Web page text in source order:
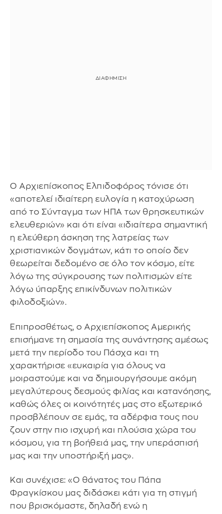
Ο Αρχιεπίσκοπος Ελπιδοφόρος τόνισε ότι
«αποτελεί ιδιαίτερη ευλογία η κατοχύρωση
από το Σύνταγμα των ΗΠΑ των θρησκευτικών
ελευθεριών» και ότι είναι «ιδιαίτερα σημαντική
η ελεύθερη άσκηση της λατρείας των
χριστιανικών δογμάτων, κάτι το οποίο δεν
θεωρείται δεδομένο σε όλο τον κόσμο, είτε
λόγω της σύγκρουσης των πολιτισμών είτε
λόγω ύπαρξης επικίνδυνων πολιτικών
φιλοδοξιών».
Επιπροσθέτως, ο Αρχιεπίσκοπος Αμερικής
επισήμανε τη σημασία της συνάντησης αμέσως
μετά την περίοδο του Πάσχα και τη
χαρακτήρισε «ευκαιρία για όλους να
μοιραστούμε και να δημιουργήσουμε ακόμη
μεγαλύτερους δεσμούς φιλίας και κατανόησης,
καθώς όλες οι κοινότητές μας στο εξωτερικό
προσβλέπουν σε εμάς, τα αδέρφια τους που
ζουν στην πιο ισχυρή και πλούσια χώρα του
κόσμου, για τη βοήθειά μας, την υπεράσπισή
μας και την υποστήριξή μας».
Και συνέχισε: «Ο θάνατος του Πάπα
Φραγκίσκου μας διδάσκει κάτι για τη στιγμή
που βρισκόμαστε, δηλαδή ενώ η